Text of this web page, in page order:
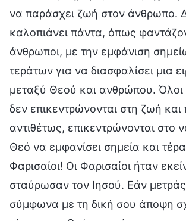
να παράσχει ζωή στον άνθρωπο.
καλοπιάνει πάντα, όπως
άνθρωποι, με την εμφάνιση
τεράτων για να διασφαλίσει μια
μεταξύ Θεού και ανθρώπου. Όλοι
δεν επικεντρώνονται στη ζωή και
αντιθέτως, επικεντρώνονται στο
Θεό να εμφανίσει σημεία και
Φαρισαίοι! Οι Φαρισαίοι ήταν
σταύρωσαν τον Ιησού. Εάν
σύμφωνα με τη δική σου άποψη